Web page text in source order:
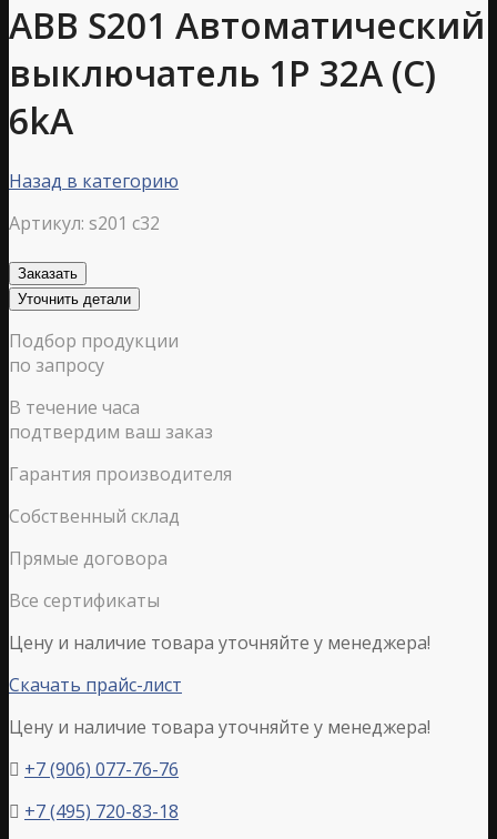
ABB S201 Автоматический
выключатель 1P 32А (С)
6kA
Назад в категорию
Артикул: s201 c32
Заказать
Уточнить детали
Подбор продукции
по запросу
В течение часа
подтвердим ваш заказ
Гарантия производителя
Собственный склад
Прямые договора
Все сертификаты
Цену и наличие товара уточняйте у менеджера!
Скачать прайс-лист
Цену и наличие товара уточняйте у менеджера!
 +7 (906) 077-76-76
 +7 (495) 720-83-18